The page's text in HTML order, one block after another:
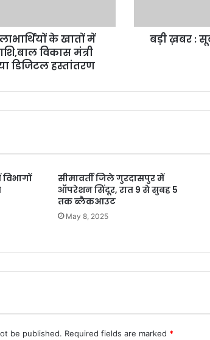
के खातों में
विकास मंत्री
डिजिटल हस्तांतरण
की
बड़ी ख़बर :
सीमावर्ती जिले गुरदासपुर में
ऑपरेशन सिंदूर, रात 9 से सुबह 5
तक ब्लैकआउट
May 8, 2025
be published. Required fields are marked *